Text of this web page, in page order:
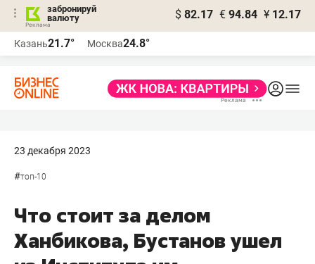
забронируй
валюту
$ 82.17 € 94.84 ¥ 12.17
Казань21.7° Москва24.8°
23 декабря 2023
#топ-10
Что стоит за делом
Ханбикова, Бустанов ушел